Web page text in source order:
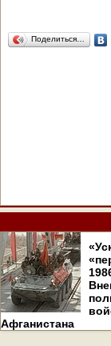
Поделиться…
Афганистана